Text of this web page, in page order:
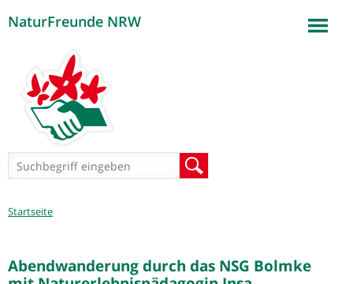
NaturFreunde NRW
Suchformular
Sie
Startseite
Abendwanderung durch das NSG Bolmke